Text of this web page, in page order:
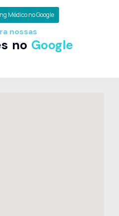
Médico no Google
nossas
no Google